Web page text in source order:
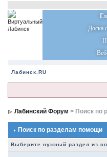
Доска
Лабинск.RU
Лабинский Форум > Поиск по
Поиск по разделам помощи
Выберите нужный раздел из